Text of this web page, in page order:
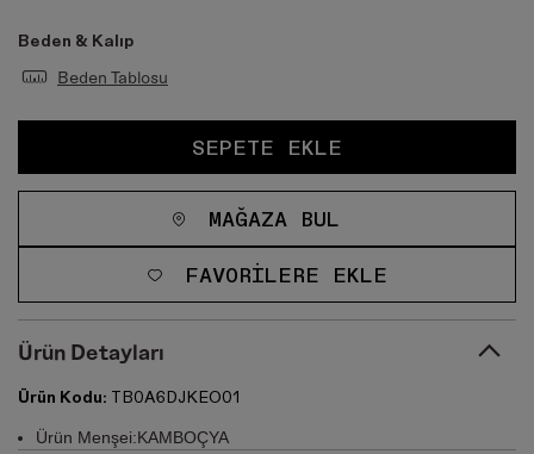
Beden & Kalıp
Beden Tablosu
SEPETE EKLE
MAĞAZA BUL
FAVORILERE EKLE
Ürün Detayları
Ürün Kodu: TB0A6DJKEO01
Ürün Menşei:KAMBOÇYA